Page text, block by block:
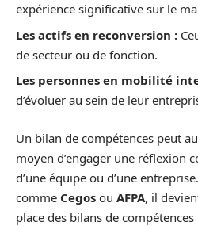
expérience significative sur le
Les actifs en reconversion :
de secteur ou de fonction.
Les personnes en mobilité
d’évoluer au sein de leur
Un bilan de compétences peut
moyen d’engager une réflexion
d’une équipe ou d’une
comme Cegos ou AFPA, il
place des bilans de